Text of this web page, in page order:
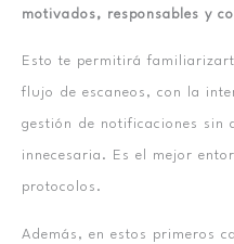
motivados, responsables y
Esto te permitirá
flujo de escaneos, con la
gestión de notificaciones sin
innecesaria. Es el mejor
protocolos.
Además, en estos primeros